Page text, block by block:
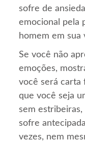
sofre de
emocional pela
homem em sua
Se você não
emoções,
você será carta
que você seja
sem
sofre
vezes, nem